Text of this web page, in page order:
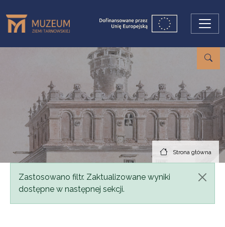
Strona główna
Komunikat
Zastosowano filtr. Zaktualizowane wyniki
dostępne w następnej sekcji.